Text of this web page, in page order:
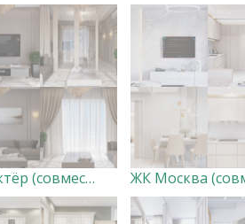
ЖК Актёр (совместно с дизайн-студией Creazon)